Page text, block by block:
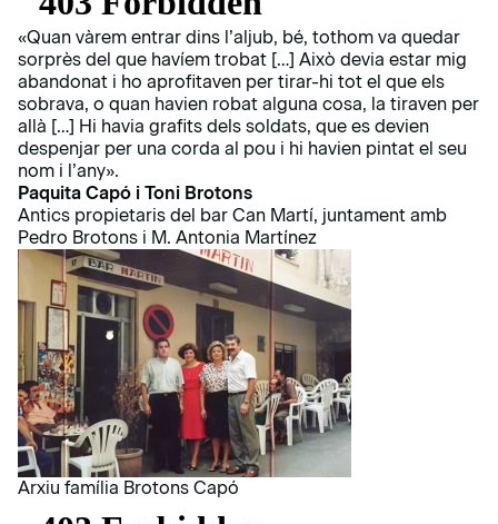
«Quan vàrem entrar dins l’aljub, bé, tothom va quedar
sorprès del que havíem trobat […] Això devia estar mig
abandonat i ho aprofitaven per tirar-hi tot el que els
sobrava, o quan havien robat alguna cosa, la tiraven per
allà […] Hi havia grafits dels soldats, que es devien
despenjar per una corda al pou i hi havien pintat el seu
nom i l’any».
Paquita Capó i Toni Brotons
Antics propietaris del bar Can Martí, juntament amb
Pedro Brotons i M. Antonia Martínez
Arxiu família Brotons Capó